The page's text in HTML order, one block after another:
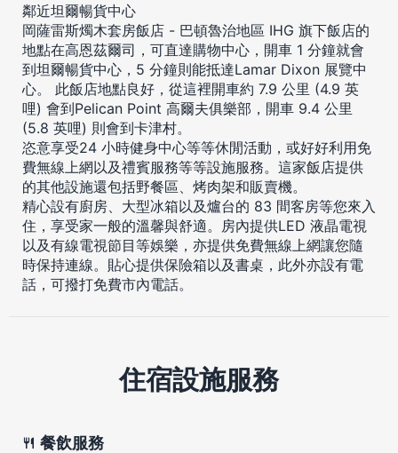
鄰近坦爾暢貨中心
岡薩雷斯燭木套房飯店 - 巴頓魯治地區 IHG 旗下飯店的
地點在高恩茲爾司，可直達購物中心，開車 1 分鐘就會
到坦爾暢貨中心，5 分鐘則能抵達Lamar Dixon 展覽中
心。 此飯店地點良好，從這裡開車約 7.9 公里 (4.9 英
哩) 會到Pelican Point 高爾夫俱樂部，開車 9.4 公里
(5.8 英哩) 則會到卡津村。
恣意享受24 小時健身中心等等休閒活動，或好好利用免
費無線上網以及禮賓服務等等設施服務。這家飯店提供
的其他設施還包括野餐區、烤肉架和販賣機。
精心設有廚房、大型冰箱以及爐台的 83 間客房等您來入
住，享受家一般的溫馨與舒適。房內提供LED 液晶電視
以及有線電視節目等娛樂，亦提供免費無線上網讓您隨
時保持連線。貼心提供保險箱以及書桌，此外亦設有電
話，可撥打免費市內電話。
住宿設施服務
餐飲服務